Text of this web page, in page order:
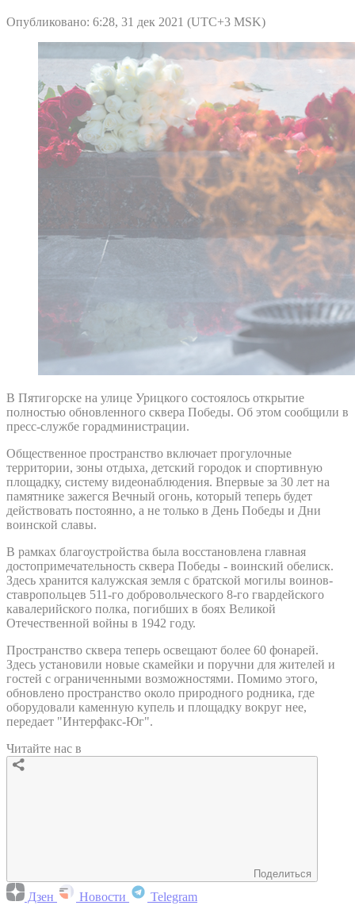
Опубликовано: 6:28, 31 дек 2021 (UTC+3 MSK)
В Пятигорске на улице Урицкого состоялось открытие
полностью обновленного сквера Победы. Об этом сообщили в
пресс-службе горадминистрации.
Общественное пространство включает прогулочные
территории, зоны отдыха, детский городок и спортивную
площадку, систему видеонаблюдения. Впервые за 30 лет на
памятнике зажегся Вечный огонь, который теперь будет
действовать постоянно, а не только в День Победы и Дни
воинской славы.
В рамках благоустройства была восстановлена главная
достопримечательность сквера Победы - воинский обелиск.
Здесь хранится калужская земля с братской могилы воинов-
ставропольцев 511-го добровольческого 8-го гвардейского
кавалерийского полка, погибших в боях Великой
Отечественной войны в 1942 году.
Пространство сквера теперь освещают более 60 фонарей.
Здесь установили новые скамейки и поручни для жителей и
гостей с ограниченными возможностями. Помимо этого,
обновлено пространство около природного родника, где
оборудовали каменную купель и площадку вокруг нее,
передает "Интерфакс-Юг".
Читайте нас в
Поделиться
Дзен Новости Telegram